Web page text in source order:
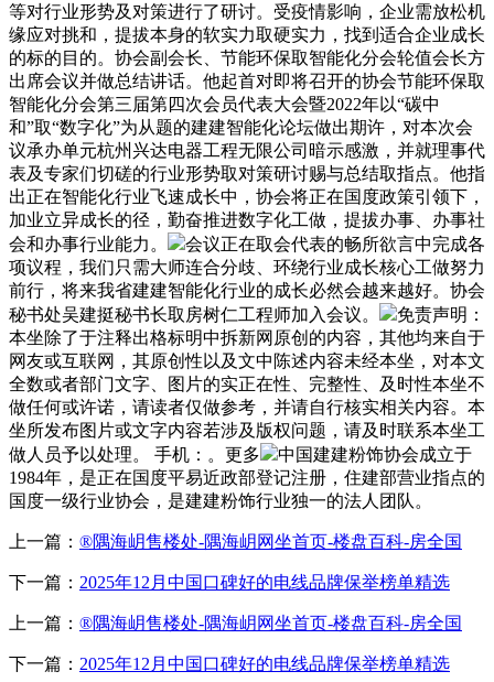
等对行业形势及对策进行了研讨。受疫情影响，企业需放松机
缘应对挑和，提拔本身的软实力取硬实力，找到适合企业成长
的标的目的。协会副会长、节能环保取智能化分会轮值会长方
出席会议并做总结讲话。他起首对即将召开的协会节能环保取
智能化分会第三届第四次会员代表大会暨2022年以“碳中
和”取“数字化”为从题的建建智能化论坛做出期许，对本次会
议承办单元杭州兴达电器工程无限公司暗示感激，并就理事代
表及专家们切磋的行业形势取对策研讨赐与总结取指点。他指
出正在智能化行业飞速成长中，协会将正在国度政策引领下，
加业立异成长的径，勤奋推进数字化工做，提拔办事、办事社
会和办事行业能力。
会议正在取会代表的畅所欲言中完成各
项议程，我们只需大师连合分歧、环绕行业成长核心工做努力
前行，将来我省建建智能化行业的成长必然会越来越好。协会
秘书处吴建挺秘书长取房树仁工程师加入会议。
免责声明：
本坐除了于注释出格标明中拆新网原创的内容，其他均来自于
网友或互联网，其原创性以及文中陈述内容未经本坐，对本文
全数或者部门文字、图片的实正在性、完整性、及时性本坐不
做任何或许诺，请读者仅做参考，并请自行核实相关内容。本
坐所发布图片或文字内容若涉及版权问题，请及时联系本坐工
做人员予以处理。 手机：。更多
中国建建粉饰协会成立于
1984年，是正在国度平易近政部登记注册，住建部营业指点的
国度一级行业协会，是建建粉饰行业独一的法人团队。
上一篇： ®隅海岄售楼处-隅海岄网坐首页-楼盘百科-房全国
下一篇： 2025年12月中国口碑好的电线品牌保举榜单精选
上一篇： ®隅海岄售楼处-隅海岄网坐首页-楼盘百科-房全国
下一篇： 2025年12月中国口碑好的电线品牌保举榜单精选